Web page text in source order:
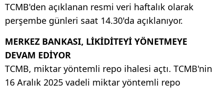
TCMB'den açıklanan resmi veri haftalık olarak
perşembe günleri saat 14.30'da açıklanıyor.
MERKEZ BANKASI, LİKİDİTEYİ YÖNETMEYE
DEVAM EDİYOR
TCMB, miktar yöntemli repo ihalesi açtı. TCMB'nin
16 Aralık 2025 vadeli miktar yöntemli repo